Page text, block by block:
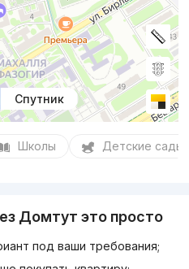
Спутник
Школы Детские сады
Домтут это просто
под ваши требования;